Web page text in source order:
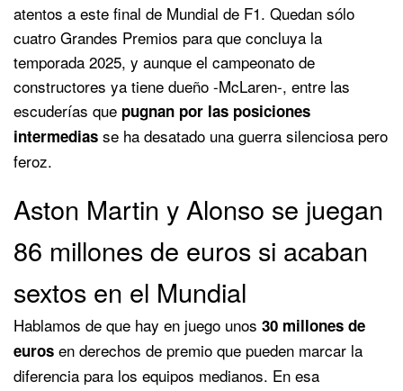
atentos a este final de Mundial de F1. Quedan sólo
cuatro Grandes Premios para que concluya la
temporada 2025, y aunque el campeonato de
constructores ya tiene dueño -McLaren-, entre las
escuderías que pugnan por las posiciones
intermedias se ha desatado una guerra silenciosa pero
feroz.
Aston Martin y Alonso se juegan
86 millones de euros si acaban
sextos en el Mundial
Hablamos de que hay en juego unos 30 millones de
euros en derechos de premio que pueden marcar la
diferencia para los equipos medianos. En esa